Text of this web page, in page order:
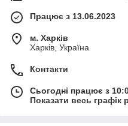
Працює з 13.06.2023
м. Харків
Харків, Україна
Контакти
Сьогодні працює з
Показати весь графік